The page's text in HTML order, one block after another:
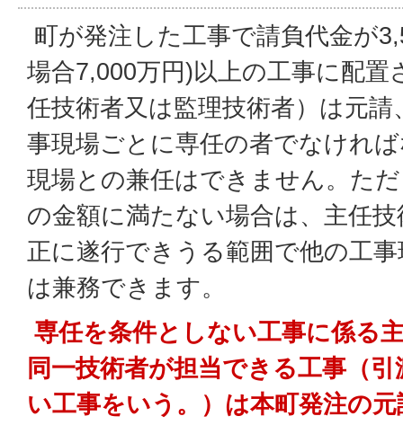
町が発注した工事で請負代金が
場合7,000万円)以上の工事に配置
任技術者又は監理技術者）は元
事現場ごとに専任の者でなけれ
現場との兼任はできません。た
の金額に満たない場合は、主任
正に遂行できうる範囲で他の工
は兼務できます。
専任を条件としない工事に係る
同一技術者が担当できる工事（
い工事をいう。）は本町発注の